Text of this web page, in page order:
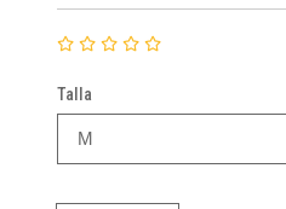
Talla